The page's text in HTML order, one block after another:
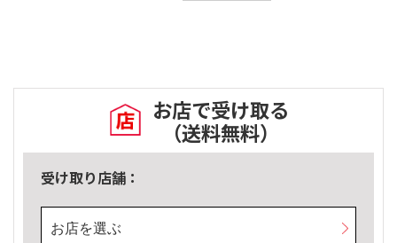
お店で受け取る
（送料無料）
受け取り店舗：
お店を選ぶ